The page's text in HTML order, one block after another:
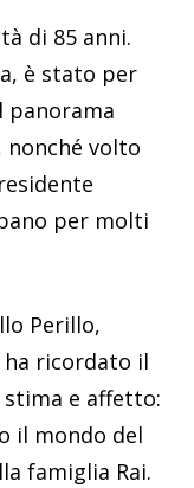
di 85 anni.
è stato per
panorama
nonché volto
per molti
Perillo,
ricordato il
stima e affetto:
il mondo del
famiglia Rai.